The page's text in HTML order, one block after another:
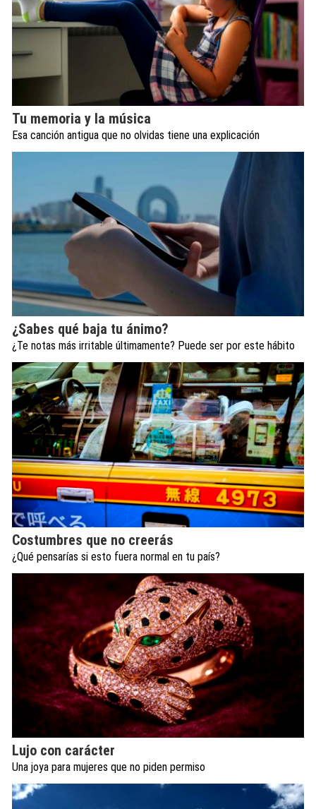
Tu memoria y la música
Esa canción antigua que no olvidas tiene una explicación
¿Sabes qué baja tu ánimo?
¿Te notas más irritable últimamente? Puede ser por este hábito
Costumbres que no creerás
¿Qué pensarías si esto fuera normal en tu país?
Lujo con carácter
Una joya para mujeres que no piden permiso